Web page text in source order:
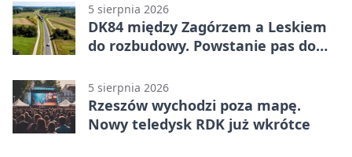
5 sierpnia 2026
DK84 między Zagórzem a Leskiem
do rozbudowy. Powstanie pas do
5 sierpnia 2026
Rzeszów wychodzi poza mapę.
Nowy teledysk RDK już wkrótce